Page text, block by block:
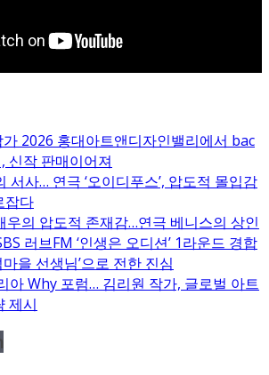
가 2026 홍대아트앤디자인밸리에서 bac
신작 판매이어져
서사… 연극 ‘오이디푸스’, 압도적 몰입감
잡다
우의 압도적 존재감…연극 베니스의 상인
러브FM ‘인생은 오디션’ 1라운드 경합
을 선생님’으로 전한 진심
아 Why 포럼… 김리원 작가, 글로벌 아트
제시